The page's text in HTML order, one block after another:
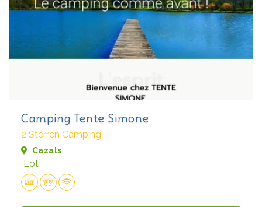
Camping Tente Simone
2 Sterren Camping
Cazals
Lot